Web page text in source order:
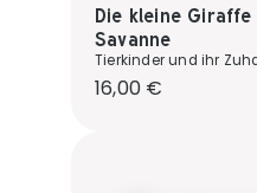
Die kleine
Savanne
Tierkinder und ihr
Regulärer Preis:
16,00 €